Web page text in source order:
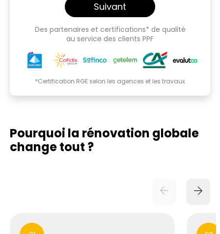
Suivant
Des partenaires et certifications* de qualité
au service des clients PPF
*Certification RGE selon les agences et les travaux
Pourquoi la rénovation globale
change tout ?